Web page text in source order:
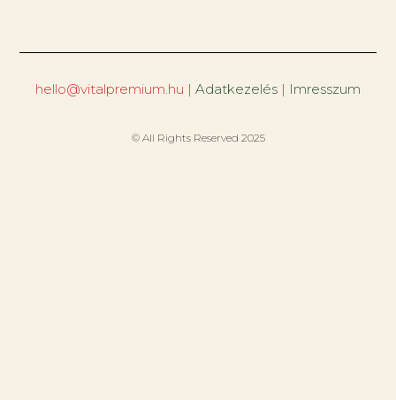
hello@vitalpremium.hu | Adatkezelés | Imresszum
© All Rights Reserved 2025